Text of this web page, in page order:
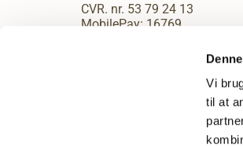
Vi
til at
CVR. nr. 53 79 24 13
MobilePay: 16769
Kirkekontorets